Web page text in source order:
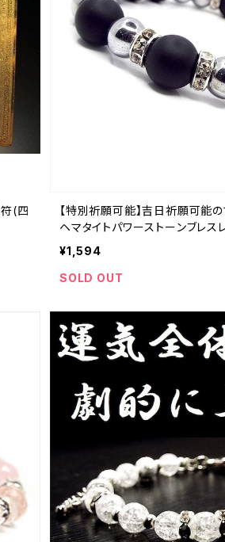
(四
【特別祈願可能】吉日祈願可能
ヘマタイトパワーストーンブレ
【お届まで3〜14日】
¥1,594
SOLD OUT